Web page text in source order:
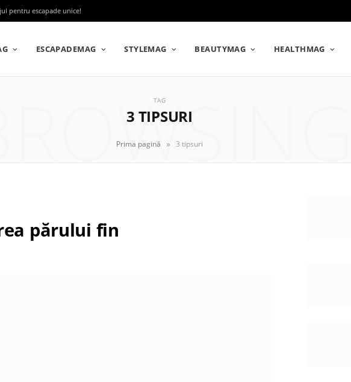
pentru escapade unice!
ESCAPADEMAG STYLEMAG BEAUTYMAG HEALTHMAG
TAG
3 TIPSURI
BROWSING
Prima pagină » 3 tipsuri
părului fin